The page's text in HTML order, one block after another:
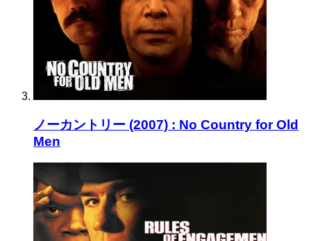
ノーカントリー (2007) : No Country for Old
Men